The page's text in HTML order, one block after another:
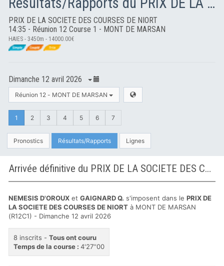
PRIX DE LA SOCIETE DES COURSES DE NIORT
14:35 - Réunion 12 Course 1 - MONT DE MARSAN
HAIES - 3450m - 14000.00€
Dimanche 12 avril 2026
Réunion 12 - MONT DE MARSAN
1 2 3 4 5 6 7
Pronostics Résultats/Rapports Lignes
Arrivée définitive du PRIX DE LA SOCIETE DES COURSES DE NIORT à MONT DE MARSAN
NEMESIS D'OROUX et GAIGNARD Q. s'imposent dans le PRIX DE
LA SOCIETE DES COURSES DE NIORT à MONT DE MARSAN
(R12C1) - Dimanche 12 avril 2026
8 inscrits - Tous ont couru
Temps de la course : 4'27''00